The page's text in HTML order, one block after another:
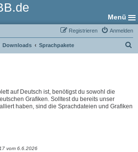
Menü
Anmelden
Registrieren
Downloads Sprachpakete
auf Deutsch ist, benötigst du sowohl die
Grafiken. Solltest du bereits unser
haben, sind die Sprachdateien und Grafiken
vom 6.6.2026